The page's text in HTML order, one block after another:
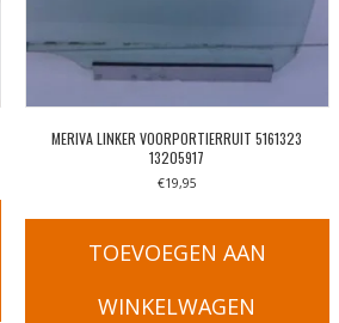
MERIVA LINKER VOORPORTIERRUIT 5161323
13205917
€19,95
TOEVOEGEN AAN
WINKELWAGEN